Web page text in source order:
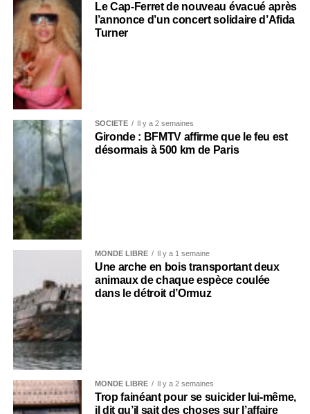
Le Cap-Ferret de nouveau évacué après
l’annonce d’un concert solidaire d’Afida
Turner
SOCIÉTÉ Il y a 2 semaines
Gironde : BFMTV affirme que le feu est
désormais à 500 km de Paris
MONDE LIBRE Il y a 1 semaine
Une arche en bois transportant deux
animaux de chaque espèce coulée
dans le détroit d’Ormuz
MONDE LIBRE Il y a 2 semaines
Trop fainéant pour se suicider lui-même,
il dit qu’il sait des choses sur l’affaire